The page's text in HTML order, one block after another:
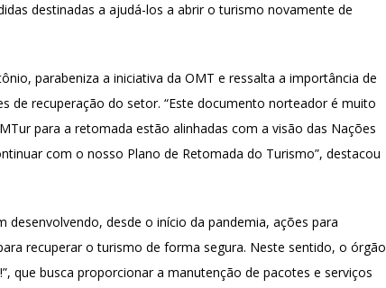
destinadas a ajudá-los a abrir o turismo novamente de
parabeniza a iniciativa da OMT e ressalta a importância de
de recuperação do setor. “Este documento norteador é muito
para a retomada estão alinhadas com a visão das Nações
com o nosso Plano de Retomada do Turismo”, destacou
desenvolvendo, desde o início da pandemia, ações para
recuperar o turismo de forma segura. Neste sentido, o órgão
que busca proporcionar a manutenção de pacotes e serviços